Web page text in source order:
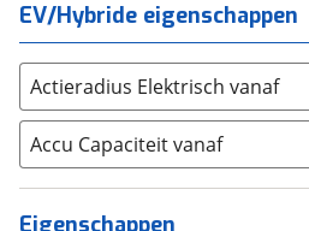
Aiways (0)
Alfa Romeo (5)
Alpina (0)
Alpine (0)
Aston Martin (0)
Audi (11)
EV/Hybride eigenschappen
Actieradius Elektrisch vanaf
Accu Capaciteit vanaf
Eigenschappen